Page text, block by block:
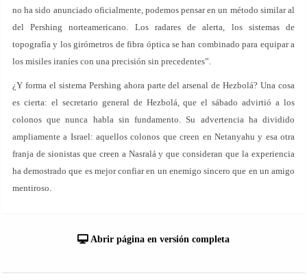
no ha sido anunciado oficialmente, podemos pensar en un método similar al
del Pershing norteamericano. Los radares de alerta, los sistemas de
topografía y los girómetros de fibra óptica se han combinado para equipar a
los misiles iraníes con una precisión sin precedentes”.
¿Y forma el sistema Pershing ahora parte del arsenal de Hezbolá? Una cosa
es cierta: el secretario general de Hezbolá, que el sábado advirtió a los
colonos que nunca habla sin fundamento. Su advertencia ha dividido
ampliamente a Israel: aquellos colonos que creen en Netanyahu y esa otra
franja de sionistas que creen a Nasralá y que consideran que la experiencia
ha demostrado que es mejor confiar en un enemigo sincero que en un amigo
mentiroso.
Abrir página en versión completa